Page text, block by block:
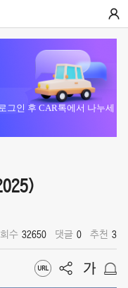
그인 후 CAR톡에서 나누세
수 32650 댓글 0 추천 3